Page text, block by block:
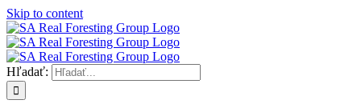
Skip to content
Hľadať: